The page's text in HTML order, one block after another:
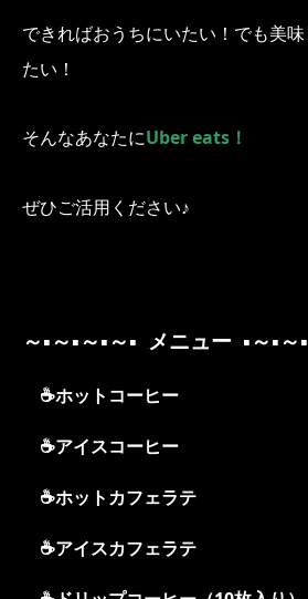
できればおうちにいたい！でも美
たい！
そんなあなたにUber eats！
ぜひご活用ください♪
～▪～▪～▪～▪ メニュー ▪～▪～
☕ホットコーヒー
☕アイスコーヒー
☕ホットカフェラテ
☕アイスカフェラテ